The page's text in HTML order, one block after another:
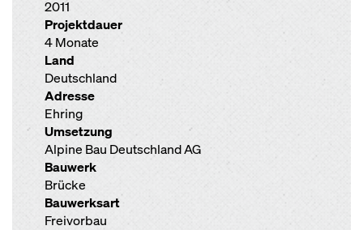
2011
Projektdauer
4 Monate
Land
Deutschland
Adresse
Ehring
Umsetzung
Alpine Bau Deutschland AG
Bauwerk
Brücke
Bauwerksart
Freivorbau